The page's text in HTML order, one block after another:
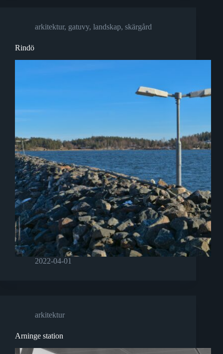
arkitektur, gatuvy, landskap, skärgård
Rindö
2022-04-01
arkitektur
Arninge station